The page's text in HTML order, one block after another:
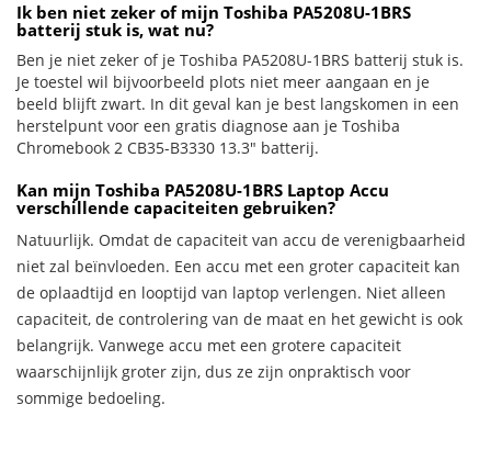
Ik ben niet zeker of mijn Toshiba PA5208U-1BRS
batterij stuk is, wat nu?
Ben je niet zeker of je Toshiba PA5208U-1BRS batterij stuk is.
Je toestel wil bijvoorbeeld plots niet meer aangaan en je
beeld blijft zwart. In dit geval kan je best langskomen in een
herstelpunt voor een gratis diagnose aan je Toshiba
Chromebook 2 CB35-B3330 13.3" batterij.
Kan mijn Toshiba PA5208U-1BRS Laptop Accu
verschillende capaciteiten gebruiken?
Natuurlijk. Omdat de capaciteit van accu de verenigbaarheid
niet zal beïnvloeden. Een accu met een groter capaciteit kan
de oplaadtijd en looptijd van laptop verlengen. Niet alleen
capaciteit, de controlering van de maat en het gewicht is ook
belangrijk. Vanwege accu met een grotere capaciteit
waarschijnlijk groter zijn, dus ze zijn onpraktisch voor
sommige bedoeling.